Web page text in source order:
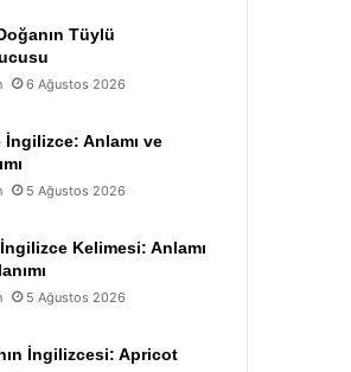
Tüylü
6 Ağustos 2026
İngilizce: Anlamı ve
5 Ağustos 2026
Kelimesi: Anlamı
5 Ağustos 2026
İngilizcesi: Apricot